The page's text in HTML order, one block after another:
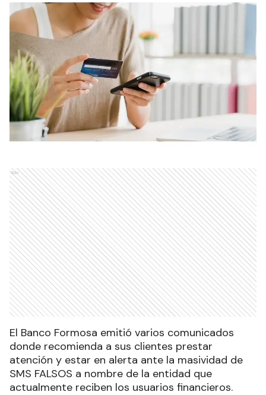
Ads
El Banco Formosa emitió varios comunicados
donde recomienda a sus clientes prestar
atención y estar en alerta ante la masividad de
SMS FALSOS a nombre de la entidad que
actualmente reciben los usuarios financieros.